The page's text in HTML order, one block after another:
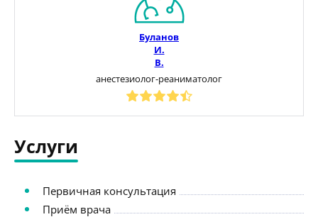
Буланов
И.
В.
анестезиолог-реаниматолог
Услуги
Первичная консультация
Приём врача